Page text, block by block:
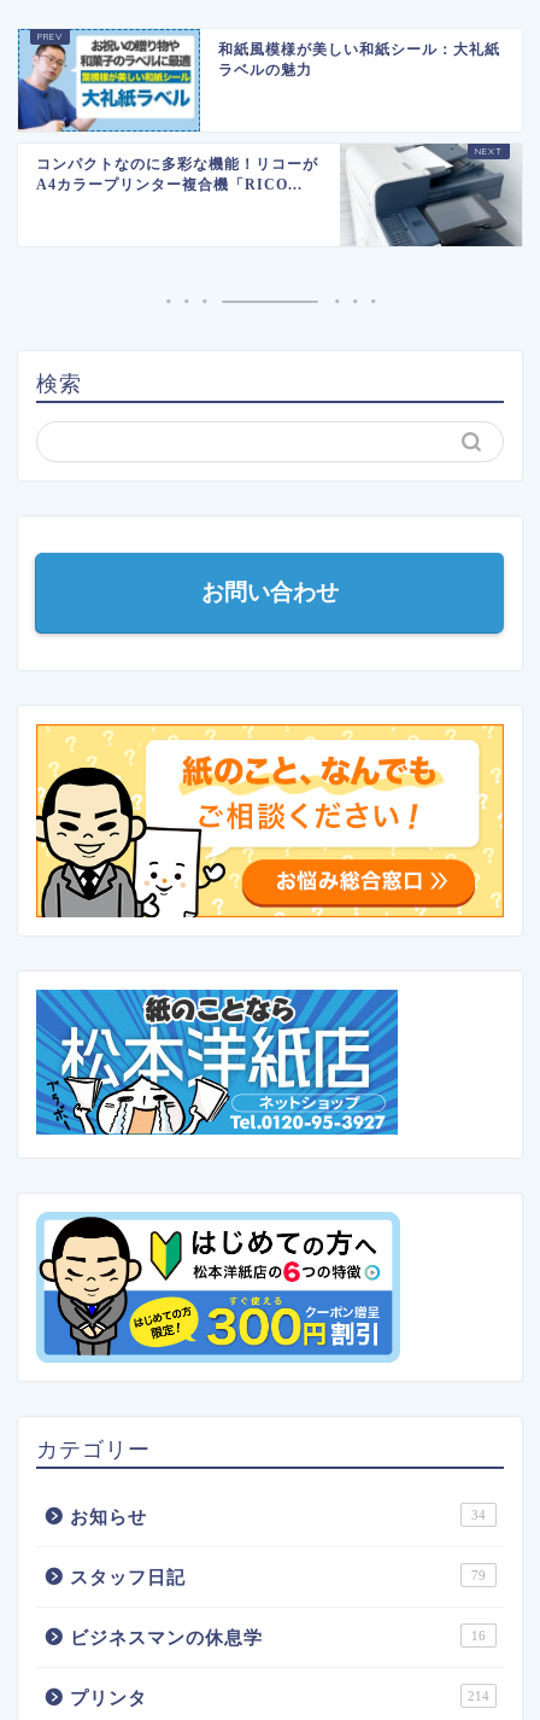
和紙風模様が美しい和紙シール：大礼紙
ラベルの魅力
コンパクトなのに多彩な機能！リコーが
A4カラープリンター複合機「RICO...
検索
お問い合わせ
カテゴリー
お知らせ 34
スタッフ日記 79
ビジネスマンの休息学 16
プリンタ 214